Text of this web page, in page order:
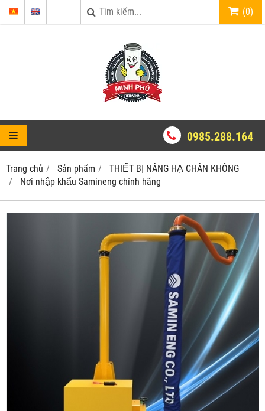
(0)
0985.288.164
Trang chủ Sản phẩm
THIẾT BỊ NÂNG HẠ CHÂN KHÔNG
Nơi nhập khẩu Samineng chính hãng